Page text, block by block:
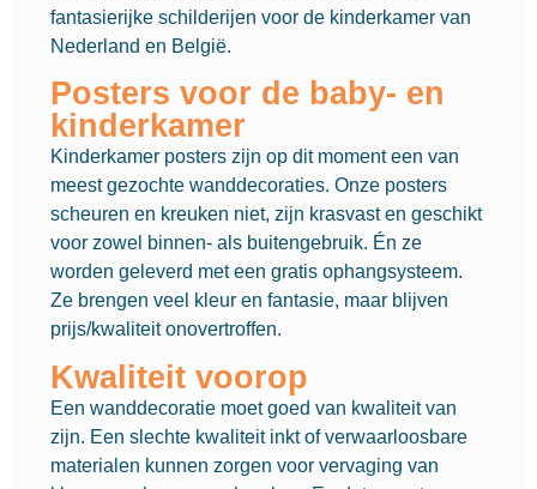
fantasierijke schilderijen voor de kinderkamer van
Nederland en België.
Posters voor de baby- en
kinderkamer
Kinderkamer posters zijn op dit moment een van
meest gezochte wanddecoraties. Onze posters
scheuren en kreuken niet, zijn krasvast en geschikt
voor zowel binnen- als buitengebruik. Én ze
worden geleverd met een gratis ophangsysteem.
Ze brengen veel kleur en fantasie, maar blijven
prijs/kwaliteit onovertroffen.
Kwaliteit voorop
Een wanddecoratie moet goed van kwaliteit van
zijn. Een slechte kwaliteit inkt of verwaarloosbare
materialen kunnen zorgen voor vervaging van